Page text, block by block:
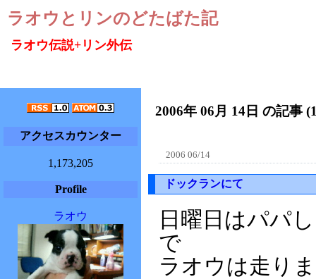
ラオウとリンのどたばた記
ラオウ伝説+リン外伝
アクセスカウンター
1,173,205
Profile
ラオウ
2006年 06月 14日 の記事
2006 06/14
ドックランにて
日曜日はパパ
で
ラオウは走り